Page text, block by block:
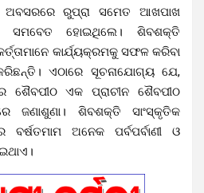
ରୁପ୍ରା ସମେତ ଆଖପାଖ
ସମବେତ ହୋଇଥିଲେ। ଶିବଶକ୍ତି
କାର୍ଯ୍ୟକ୍ରମକୁ ସଫଳ କରିବା
ଏଠାରେ ସୂଚନାଯୋଗ୍ୟ ଯେ,
ଶୈବପୀଠ ଏକ ପ୍ରାଚୀନ ଶୈବପୀଠ
ଜଣାଶୁଣା। ଶିବଶକ୍ତି ସାଂସ୍କୃତିକ
ଅନେକ ପର୍ବପର୍ବାଣୀ ଓ